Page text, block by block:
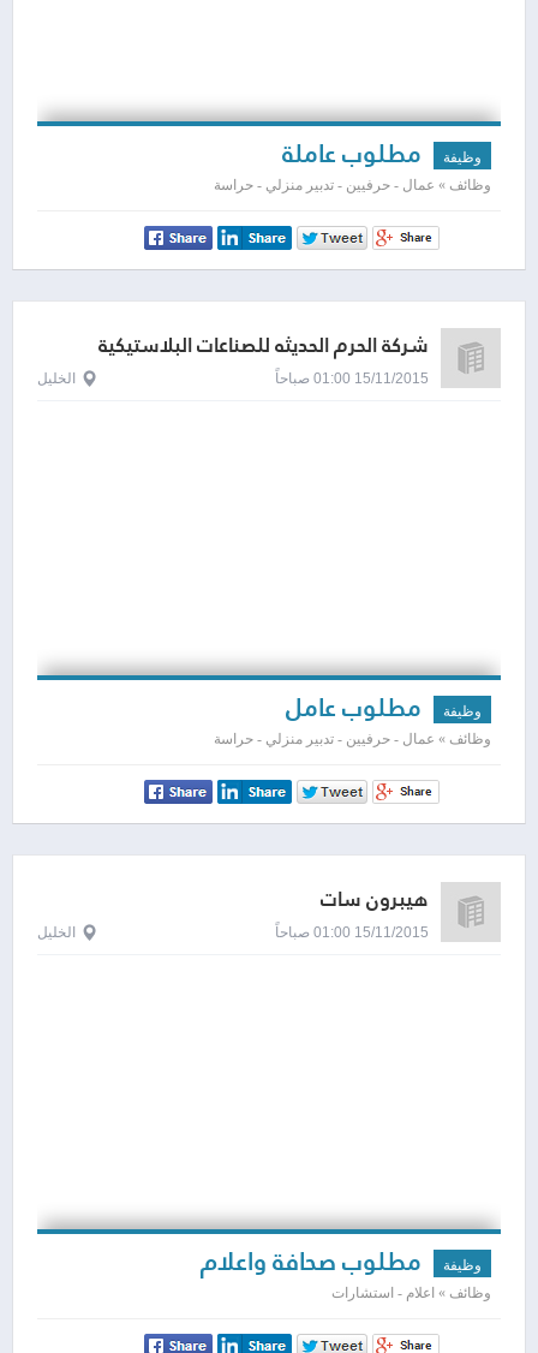
وظيفة مطلوب عاملة
وظائف » عمال - حرفيين - تدبير منزلي - حراسة
شركة الحرم الحديثه للصناعات البلاستيكية
15/11/2015 01:00 صباحاً الخليل
وظيفة مطلوب عامل
وظائف » عمال - حرفيين - تدبير منزلي - حراسة
هيبرون سات
15/11/2015 01:00 صباحاً الخليل
وظيفة مطلوب صحافة واعلام
وظائف » اعلام - استشارات